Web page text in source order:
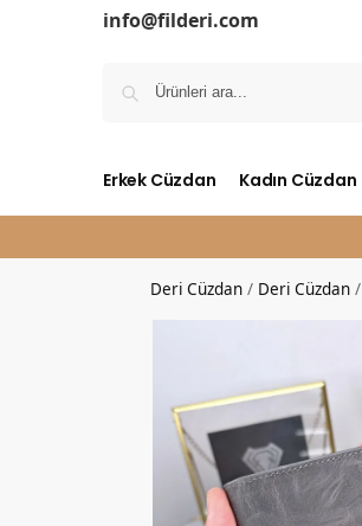
info@filderi.com
Erkek Cüzdan Kadın Cüzdan
Deri Cüzdan / Deri Cüzdan /